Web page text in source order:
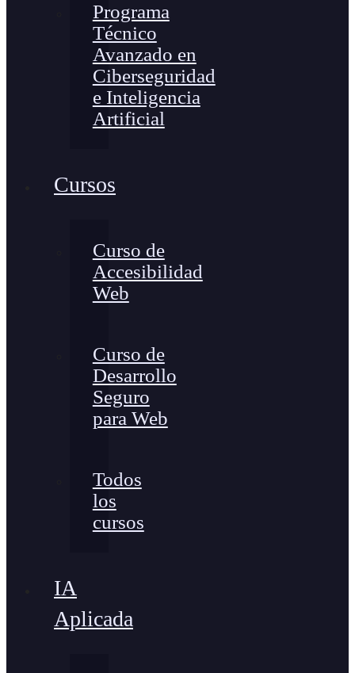
Programa
Técnico
Avanzado en
Ciberseguridad
e Inteligencia
Artificial
Cursos
Curso de
Accesibilidad
Web
Curso de
Desarrollo
Seguro
para Web
Todos
los
cursos
IA
Aplicada